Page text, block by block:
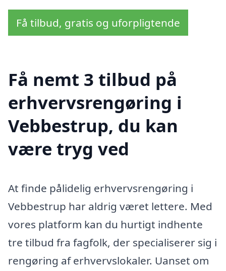
Få tilbud, gratis og uforpligtende
Få nemt 3 tilbud på
erhvervsrengøring i
Vebbestrup, du kan
være tryg ved
At finde pålidelig erhvervsrengøring i
Vebbestrup har aldrig været lettere. Med
vores platform kan du hurtigt indhente
tre tilbud fra fagfolk, der specialiserer sig i
rengøring af erhvervslokaler. Uanset om